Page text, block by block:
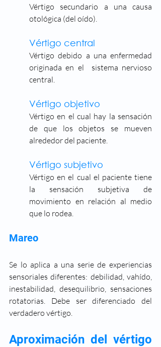
Vértigo secundario a una causa
otológica (del oído).
Vértigo central
Vértigo debido a una enfermedad
originada en el  sistema nervioso
central.
Vértigo objetivo
Vértigo en el cual hay la sensación
de que los objetos se mueven
alrededor del paciente.
Vértigo subjetivo
Vértigo en el cual el paciente tiene
la sensación subjetiva de
movimiento en relación al medio
que lo rodea.
Mareo
Se lo aplica a una serie de experiencias
sensoriales diferentes: debilidad, vahído,
inestabilidad, desequilibrio, sensaciones
rotatorias. Debe ser diferenciado del
verdadero vértigo.
Aproximación del vértigo